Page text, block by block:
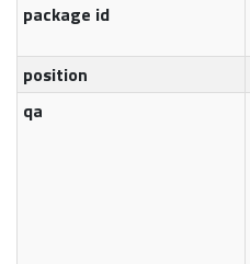
package id
position
qa